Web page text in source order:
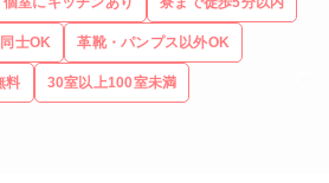
士OK 革靴・パンプス以外OK
料 30室以上100室未満